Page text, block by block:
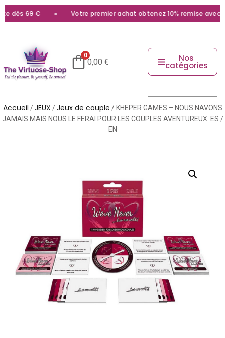
dès 69 € Votre premier achat obtenez 10% remise avec le
0
0,00 € Nos
catégories
Accueil /JEUX /Jeux de couple / KHEPER GAMES – NOUS NAVONS
JAMAIS MAIS NOUS LE FERAI POUR LES COUPLES AVENTUREUX. ES /
EN